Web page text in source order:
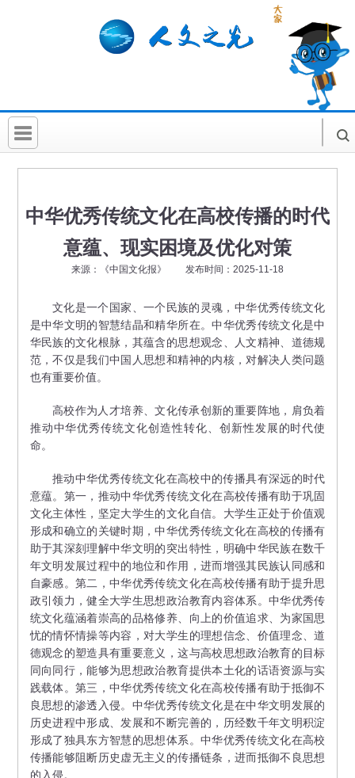
首 页
科普活动
中华优秀传统文化在高校传播的时代
意蕴、现实困境及优化对策
来源：《中国文化报》 发布时间：2025-11-18
文化是一个国家、一个民族的灵魂，中华优秀传统文化
是中华文明的智慧结晶和精华所在。中华优秀传统文化是中
华民族的文化根脉，其蕴含的思想观念、人文精神、道德规
范，不仅是我们中国人思想和精神的内核，对解决人类问题
也有重要价值。
高校作为人才培养、文化传承创新的重要阵地，肩负着
推动中华优秀传统文化创造性转化、创新性发展的时代使
命。
推动中华优秀传统文化在高校中的传播具有深远的时代
意蕴。第一，推动中华优秀传统文化在高校传播有助于巩固
文化主体性，坚定大学生的文化自信。大学生正处于价值观
形成和确立的关键时期，中华优秀传统文化在高校的传播有
助于其深刻理解中华文明的突出特性，明确中华民族在数千
年文明发展过程中的地位和作用，进而增强其民族认同感和
自豪感。第二，中华优秀传统文化在高校传播有助于提升思
政引领力，健全大学生思想政治教育内容体系。中华优秀传
统文化蕴涵着崇高的品格修养、向上的价值追求、为家国思
忧的情怀情操等内容，对大学生的理想信念、价值理念、道
德观念的塑造具有重要意义，这与高校思想政治教育的目标
同向同行，能够为思想政治教育提供本土化的话语资源与实
践载体。第三，中华优秀传统文化在高校传播有助于抵御不
良思想的渗透入侵。中华优秀传统文化是在中华文明发展的
历史进程中形成、发展和不断完善的，历经数千年文明积淀
形成了独具东方智慧的思想体系。中华优秀传统文化在高校
传播能够阻断历史虚无主义的传播链条，进而抵御不良思想
的入侵。